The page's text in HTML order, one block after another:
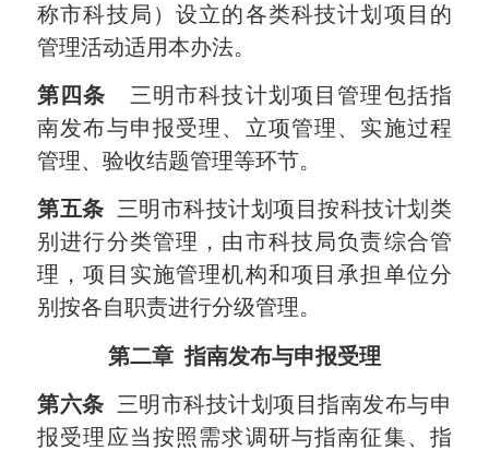
称市科技局）设立的各类科技计划项目的
管理活动适用本办法。
第四条 三明市科技计划项目管理包括指
南发布与申报受理、立项管理、实施过程
管理、验收结题管理等环节。
第五条 三明市科技计划项目按科技计划类
别进行分类管理，由市科技局负责综合管
理，项目实施管理机构和项目承担单位分
别按各自职责进行分级管理。
第二章 指南发布与申报受理
第六条 三明市科技计划项目指南发布与申
报受理应当按照需求调研与指南征集、指